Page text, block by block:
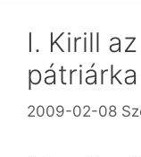
I. Kirill
pátriárka
2009-02-08